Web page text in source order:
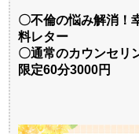
〇不倫の悩み解消！
料レター
〇通常のカウンセリ
限定60分3000円